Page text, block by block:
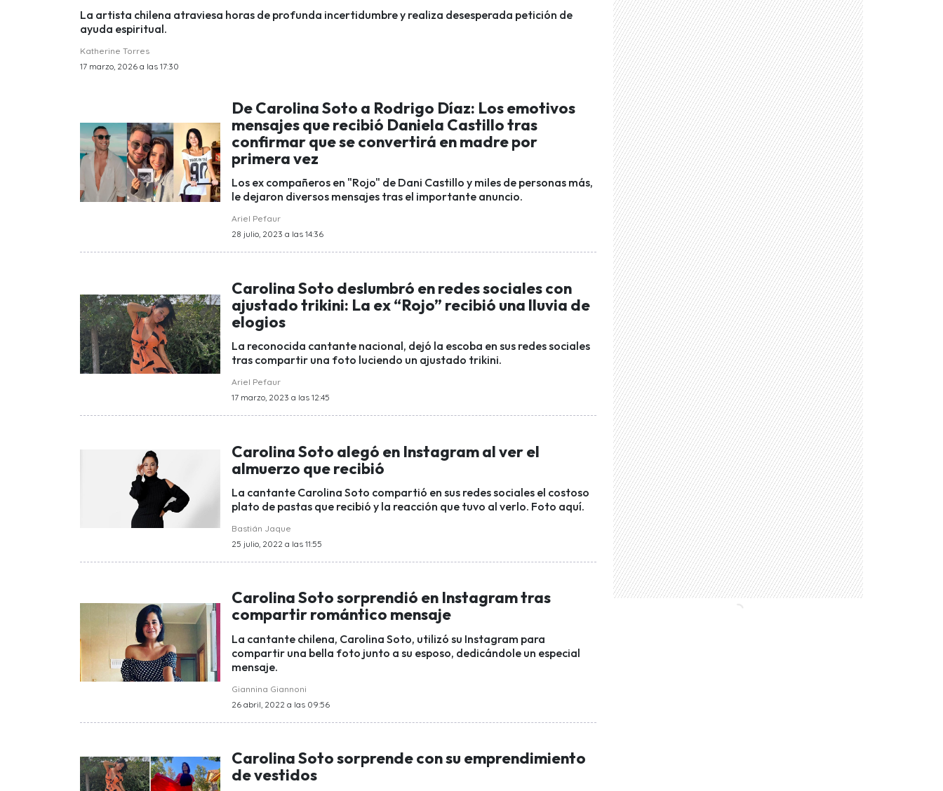
La artista chilena atraviesa horas de profunda incertidumbre y realiza desesperada petición de
ayuda espiritual.
Katherine Torres
17 marzo, 2026 a las 17:30
De Carolina Soto a Rodrigo Díaz: Los emotivos
mensajes que recibió Daniela Castillo tras
confirmar que se convertirá en madre por
primera vez
Los ex compañeros en "Rojo" de Dani Castillo y miles de personas más,
le dejaron diversos mensajes tras el importante anuncio.
Ariel Pefaur
28 julio, 2023 a las 14:36
Carolina Soto deslumbró en redes sociales con
ajustado trikini: La ex “Rojo” recibió una lluvia de
elogios
La reconocida cantante nacional, dejó la escoba en sus redes sociales
tras compartir una foto luciendo un ajustado trikini.
Ariel Pefaur
17 marzo, 2023 a las 12:45
Carolina Soto alegó en Instagram al ver el
almuerzo que recibió
La cantante Carolina Soto compartió en sus redes sociales el costoso
plato de pastas que recibió y la reacción que tuvo al verlo. Foto aquí.
Bastián Jaque
25 julio, 2022 a las 11:55
Carolina Soto sorprendió en Instagram tras
compartir romántico mensaje
La cantante chilena, Carolina Soto, utilizó su Instagram para
compartir una bella foto junto a su esposo, dedicándole un especial
mensaje.
Giannina Giannoni
26 abril, 2022 a las 09:56
Carolina Soto sorprende con su emprendimiento
de vestidos